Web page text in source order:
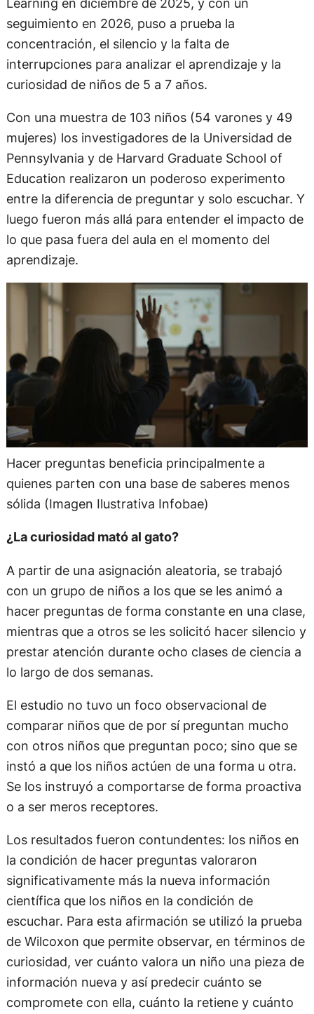
seguimiento en 2026, puso a prueba la
concentración, el silencio y la falta de
interrupciones para analizar el aprendizaje y la
curiosidad de niños de 5 a 7 años.
Con una muestra de 103 niños (54 varones y 49
mujeres) los investigadores de la Universidad de
Pennsylvania y de Harvard Graduate School of
Education realizaron un poderoso experimento
entre la diferencia de preguntar y solo escuchar. Y
luego fueron más allá para entender el impacto de
lo que pasa fuera del aula en el momento del
aprendizaje.
Hacer preguntas beneficia principalmente a
quienes parten con una base de saberes menos
sólida (Imagen Ilustrativa Infobae)
¿La curiosidad mató al gato?
A partir de una asignación aleatoria, se trabajó
con un grupo de niños a los que se les animó a
hacer preguntas de forma constante en una clase,
mientras que a otros se les solicitó hacer silencio y
prestar atención durante ocho clases de ciencia a
lo largo de dos semanas.
El estudio no tuvo un foco observacional de
comparar niños que de por sí preguntan mucho
con otros niños que preguntan poco; sino que se
instó a que los niños actúen de una forma u otra.
Se los instruyó a comportarse de forma proactiva
o a ser meros receptores.
Los resultados fueron contundentes: los niños en
la condición de hacer preguntas valoraron
significativamente más la nueva información
científica que los niños en la condición de
escuchar. Para esta afirmación se utilizó la prueba
de Wilcoxon que permite observar, en términos de
curiosidad, ver cuánto valora un niño una pieza de
información nueva y así predecir cuánto se
compromete con ella, cuánto la retiene y cuánto